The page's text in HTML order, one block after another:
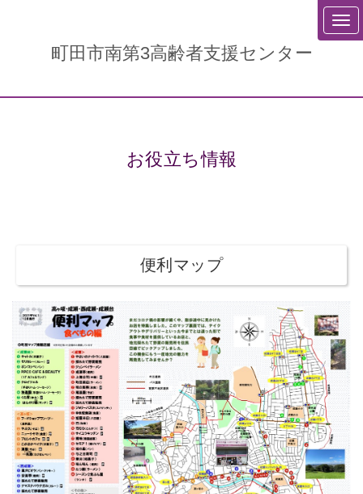
町田市南第3高齢者支援センター
お役立ち情報
便利マップ